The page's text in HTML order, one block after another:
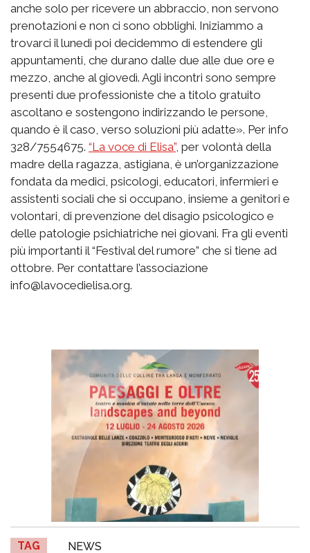
anche solo per ricevere un abbraccio, non servono
prenotazioni e non ci sono obblighi. Iniziammo a
trovarci il lunedì poi decidemmo di estendere gli
appuntamenti, che durano dalle due alle due ore e
mezzo, anche al giovedì. Agli incontri sono sempre
presenti due professioniste che a titolo gratuito
ascoltano e sostengono indirizzando le persone,
quando è il caso, verso soluzioni più adatte». Per info
328/7554675. “La voce di Elisa”, per volontà della
madre della ragazza, astigiana, è un’organizzazione
fondata da medici, psicologi, educatori, infermieri e
assistenti sociali che si occupano, insieme a genitori e
volontari, di prevenzione del disagio psicologico e
delle patologie psichiatriche nei giovani. Fra gli eventi
più importanti il “Festival del rumore” che si tiene ad
ottobre. Per contattare l’associazione
info@lavocedielisa.org.
TAG NEWS